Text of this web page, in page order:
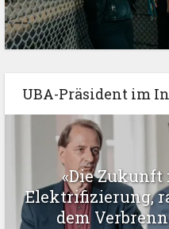
UBA-Präsident im
«Die Zukunft
Elektrifizierung,
dem